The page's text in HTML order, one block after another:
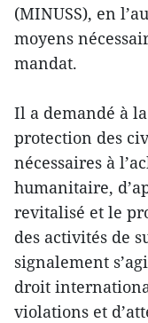
(MINUSS), en
moyens
mandat.
Il a demandé à
protection des
nécessaires à
humanitaire,
revitalisé et le
des activités de
signalement
droit
violations et